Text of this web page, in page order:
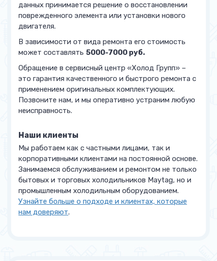
данных принимается решение о восстановлении
поврежденного элемента или установки нового
двигателя.
В зависимости от вида ремонта его стоимость
может составлять 5000-7000 руб.
Обращение в сервисный центр «Холод Групп» –
это гарантия качественного и быстрого ремонта с
применением оригинальных комплектующих.
Позвоните нам, и мы оперативно устраним любую
неисправность.
Наши клиенты
Мы работаем как с частными лицами, так и
корпоративными клиентами на постоянной основе.
Занимаемся обслуживанием и ремонтом не только
бытовых и торговых холодильников Maytag, но и
промышленным холодильным оборудованием.
Узнайте больше о подходе и клиентах, которые
нам доверяют.